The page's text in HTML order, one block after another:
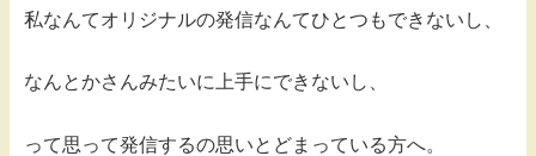
私なんてオリジナルの発信なんてひとつもできないし、
なんとかさんみたいに上手にできないし、
って思って発信するの思いとどまっている方へ。